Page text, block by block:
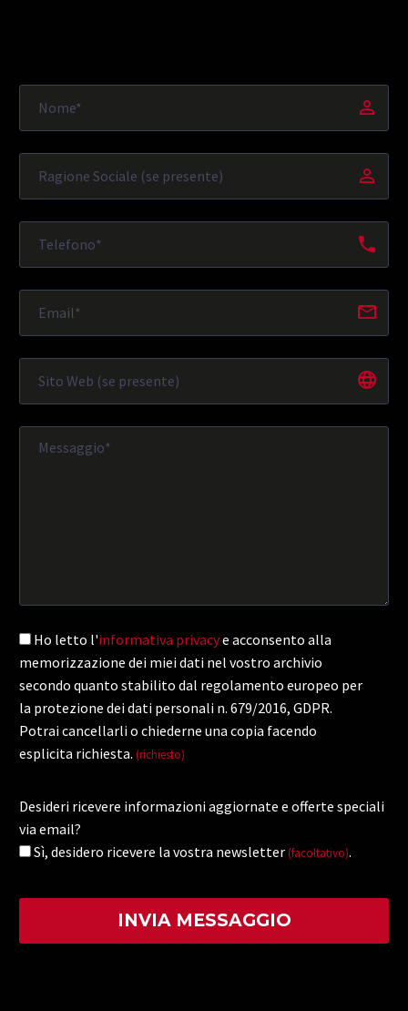
Ho letto l'informativa privacye acconsento alla
memorizzazione dei miei dati nel vostro archivio
secondo quanto stabilito dal regolamento europeo per
la protezione dei dati personali n. 679/2016, GDPR.
Potrai cancellarli o chiederne una copia facendo
esplicita richiesta. (richiesto)
Desideri ricevere informazioni aggiornate e offerte speciali
via email?
Sì, desidero ricevere la vostra newsletter (facoltativo).